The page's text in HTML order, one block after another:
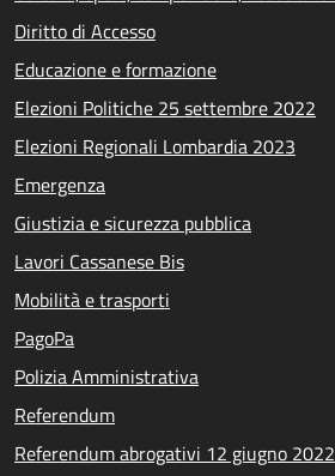
Diritto di Accesso
Educazione e formazione
Elezioni Politiche 25 settembre 2022
Elezioni Regionali Lombardia 2023
Emergenza
Giustizia e sicurezza pubblica
Lavori Cassanese Bis
Mobilità e trasporti
PagoPa
Polizia Amministrativa
Referendum
Referendum abrogativi 12 giugno 2022